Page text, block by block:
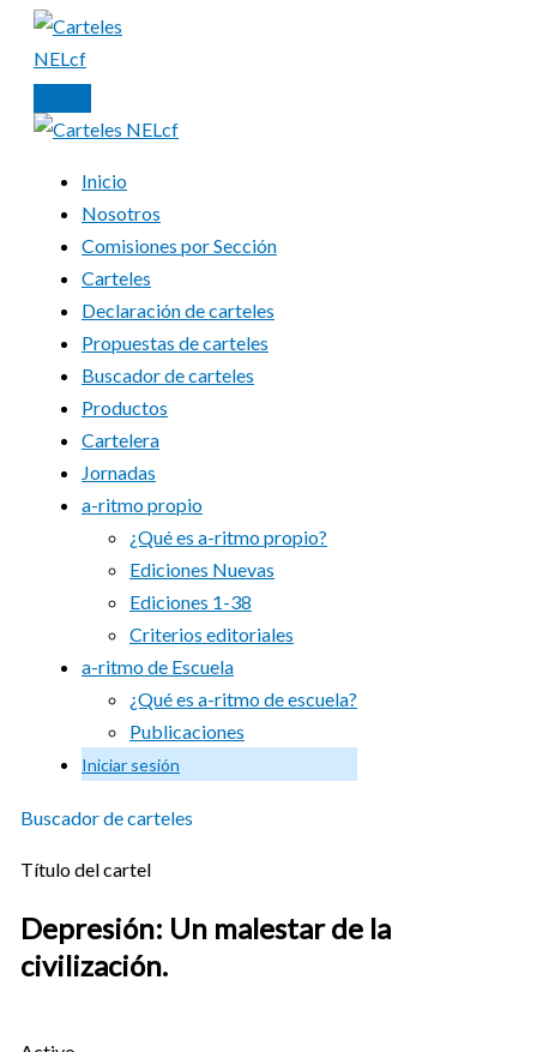
contenido
Inicio
Nosotros
Comisiones por Sección
Carteles
Declaración de carteles
Propuestas de carteles
Buscador de carteles
Productos
Cartelera
Jornadas
a-ritmo propio
¿Qué es a-ritmo propio?
Ediciones Nuevas
Ediciones 1-38
Criterios editoriales
a-ritmo de Escuela
¿Qué es a-ritmo de escuela?
Publicaciones
Iniciar sesión
Buscador de carteles
Título del cartel
Depresión: Un malestar de la
civilización.